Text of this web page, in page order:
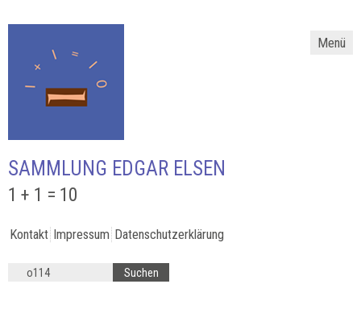
Menü
SAMMLUNG EDGAR ELSEN
1 + 1 = 10
Kontakt Impressum Datenschutzerklärung